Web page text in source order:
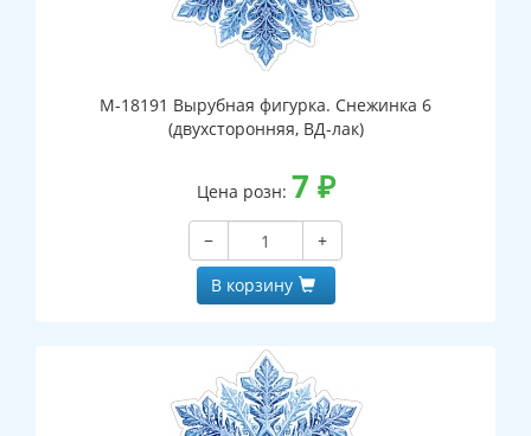
М-18191 Вырубная фигурка. Снежинка 6
(двухсторонняя, ВД-лак)
Цена розн: 7 ₽
−
+
В корзину